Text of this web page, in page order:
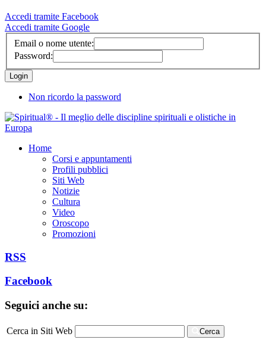
Accedi tramite Facebook
Accedi tramite Google
Email o nome utente:
Password:
Non ricordo la password
Home
Corsi e appuntamenti
Profili pubblici
Siti Web
Notizie
Cultura
Video
Oroscopo
Promozioni
RSS
Facebook
Seguici anche su:
Cerca in Siti Web Cerca